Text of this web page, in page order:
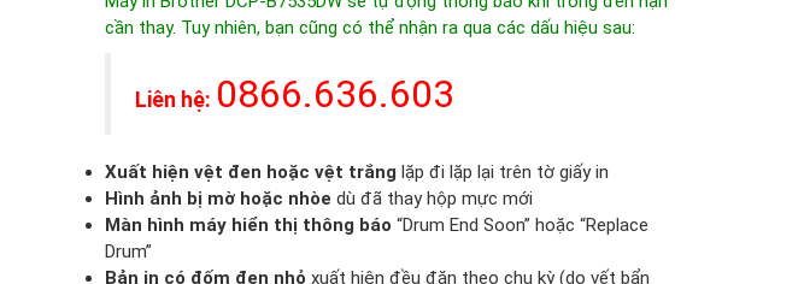
cần thay. Tuy nhiên, bạn cũng có thể nhận ra qua các dấu hiệu sau:
Liên hệ: 0866.636.603
Xuất hiện vệt đen hoặc vệt trắng lặp đi lặp lại trên tờ giấy in
Hình ảnh bị mờ hoặc nhòe dù đã thay hộp mực mới
Màn hình máy hiển thị thông báo “Drum End Soon” hoặc “Replace
Drum”
Bản in có đốm đen nhỏ xuất hiện đều đặn theo chu kỳ (do vết bẩn